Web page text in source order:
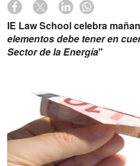
IE Law School celebra
elementos debe tener en
Sector de la Energía"